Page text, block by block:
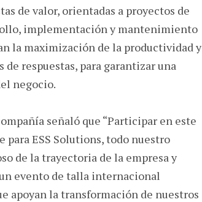
de valor, orientadas a proyectos de
implementación y mantenimiento
la maximización de la productividad y
respuestas, para garantizar una
negocio.
señaló que “Participar en este
ESS Solutions, todo nuestro
de la trayectoria de la empresa y
evento de talla internacional
apoyan la transformación de nuestros